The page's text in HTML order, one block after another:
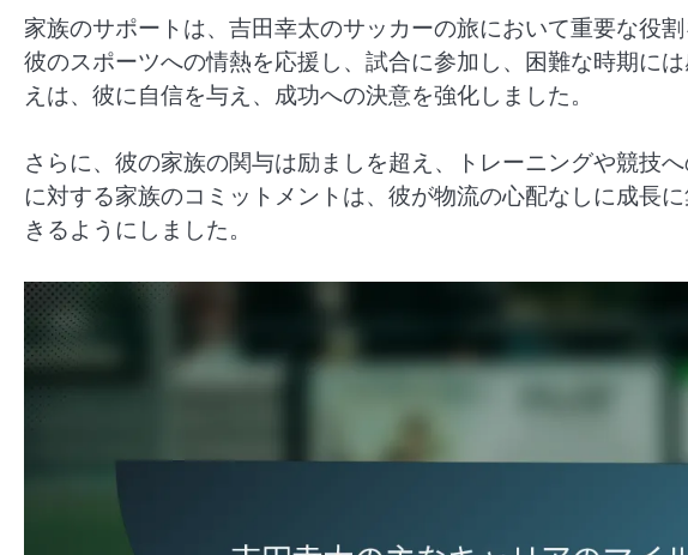
家族のサポートは、吉田幸太のサッカーの旅において重要な役
彼のスポーツへの情熱を応援し、試合に参加し、困難な時期に
えは、彼に自信を与え、成功への決意を強化しました。
さらに、彼の家族の関与は励ましを超え、トレーニングや競技
に対する家族のコミットメントは、彼が物流の心配なしに成長
きるようにしました。